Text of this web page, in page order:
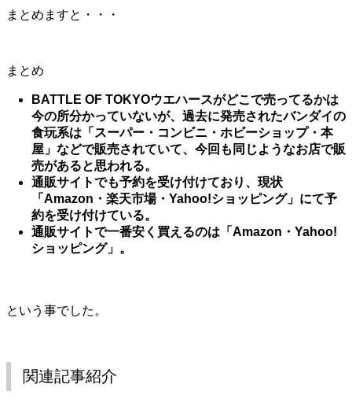
まとめますと・・・
まとめ
BATTLE OF TOKYOウエハースがどこで売ってるかは
今の所分かっていないが、過去に発売されたバンダイの
食玩系は「スーパー・コンビニ・ホビーショップ・本
屋」などで販売されていて、今回も同じようなお店で販
売があると思われる。
通販サイトでも予約を受け付けており、現状
「Amazon・楽天市場・Yahoo!ショッピング」にて予
約を受け付けている。
通販サイトで一番安く買えるのは「Amazon・Yahoo!
ショッピング」。
という事でした。
関連記事紹介